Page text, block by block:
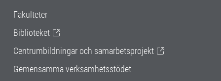
Fakulteter
Biblioteket
Centrumbildningar och samarbetsprojekt
Gemensamma verksamhetsstödet